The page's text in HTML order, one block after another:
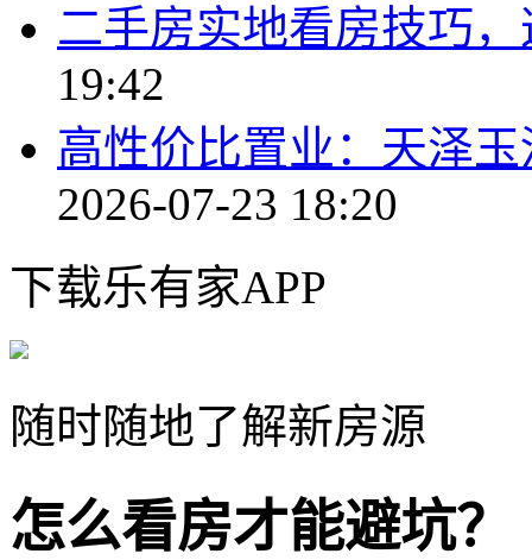
二手房实地看房技巧
19:42
高性价比置业：天泽
2026-07-23 18:20
下载乐有家APP
随时随地了解新房源
怎么看房才能避坑？